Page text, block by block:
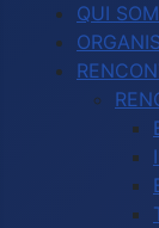
QUI